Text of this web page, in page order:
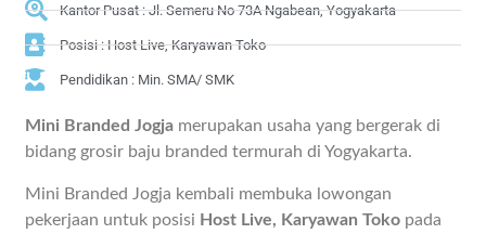
Kantor Pusat : Jl. Semeru No 73A Ngabean, Yogyakarta
Posisi : Host Live, Karyawan Toko
Pendidikan : Min. SMA/ SMK
Mini Branded Jogja merupakan usaha yang bergerak di
bidang grosir baju branded termurah di Yogyakarta.
Mini Branded Jogja kembali membuka lowongan
pekerjaan untuk posisi Host Live, Karyawan Toko pada